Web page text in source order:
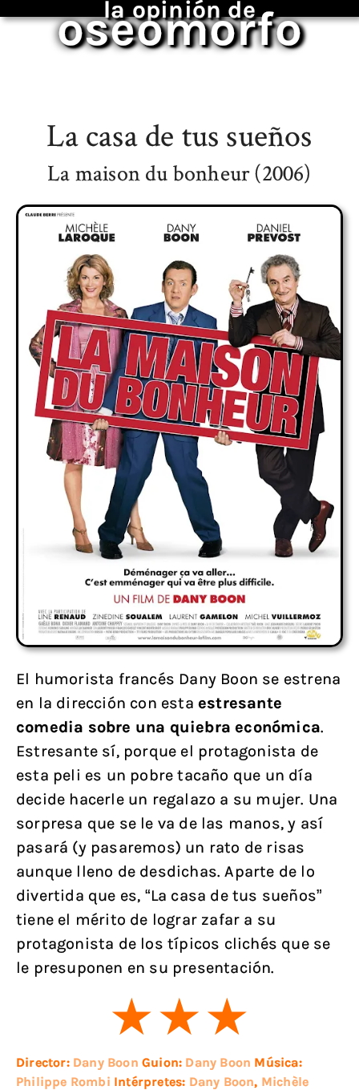
la opinión de
oseomorfo
La casa de tus sueños
La maison du bonheur (2006)
El humorista francés Dany Boon se estrena
en la dirección con esta estresante
comedia sobre una quiebra económica.
Estresante sí, porque el protagonista de
esta peli es un pobre tacaño que un día
decide hacerle un regalazo a su mujer. Una
sorpresa que se le va de las manos, y así
pasará (y pasaremos) un rato de risas
aunque lleno de desdichas. Aparte de lo
divertida que es, “La casa de tus sueños”
tiene el mérito de lograr zafar a su
protagonista de los típicos clichés que se
le presuponen en su presentación.
Director: Dany Boon Guion: Dany Boon Música:
Philippe Rombi Intérpretes: Dany Boon, Michèle